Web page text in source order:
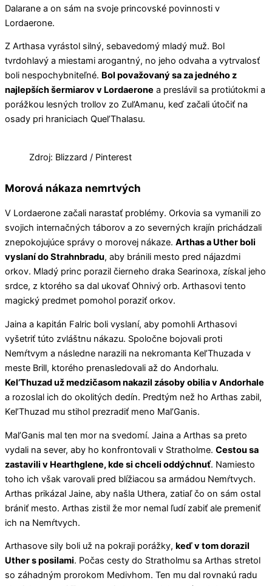
Dalarane a on sám na svoje princovské povinnosti v
Lordaerone.
Z Arthasa vyrástol silný, sebavedomý mladý muž. Bol
tvrdohlavý a miestami arogantný, no jeho odvaha a vytrvalosť
boli nespochybniteľné. Bol považovaný sa za jedného z
najlepších šermiarov v Lordaerone a preslávil sa protiútokmi a
porážkou lesných trollov zo Zul’Amanu, keď začali útočiť na
osady pri hraniciach Quel’Thalasu.
Zdroj: Blizzard / Pinterest
Morová nákaza nemrtvých
V Lordaerone začali narastať problémy. Orkovia sa vymanili zo
svojich internačných táborov a zo severných krajín prichádzali
znepokojujúce správy o morovej nákaze. Arthas a Uther boli
vyslaní do Strahnbradu, aby bránili mesto pred nájazdmi
orkov. Mladý princ porazil čierneho draka Searinoxa, získal jeho
srdce, z ktorého sa dal ukovať Ohnivý orb. Arthasovi tento
magický predmet pomohol poraziť orkov.
Jaina a kapitán Falric boli vyslaní, aby pomohli Arthasovi
vyšetriť túto zvláštnu nákazu. Spoločne bojovali proti
Nemŕtvym a následne narazili na nekromanta Kel’Thuzada v
meste Brill, ktorého prenasledovali až do Andorhalu.
Kel’Thuzad už medzičasom nakazil zásoby obilia v Andorhale
a rozoslal ich do okolitých dedín. Predtým než ho Arthas zabil,
Kel’Thuzad mu stihol prezradiť meno Mal’Ganis.
Mal’Ganis mal ten mor na svedomí. Jaina a Arthas sa preto
vydali na sever, aby ho konfrontovali v Stratholme. Cestou sa
zastavili v Hearthglene, kde si chceli oddýchnuť. Namiesto
toho ich však varovali pred blížiacou sa armádou Nemŕtvych.
Arthas prikázal Jaine, aby našla Uthera, zatiaľ čo on sám ostal
brániť mesto. Arthas zistil že mor nemal ľudí zabiť ale premeniť
ich na Nemŕtvych.
Arthasove sily boli už na pokraji porážky, keď v tom dorazil
Uther s posilami. Počas cesty do Stratholmu sa Arthas stretol
so záhadným prorokom Medivhom. Ten mu dal rovnakú radu